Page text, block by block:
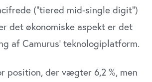
(”tiered mid-single digit”)
det økonomiske aspekt er det
af Camurus’ teknologiplatform.
position, der vægter 6,2 %, men